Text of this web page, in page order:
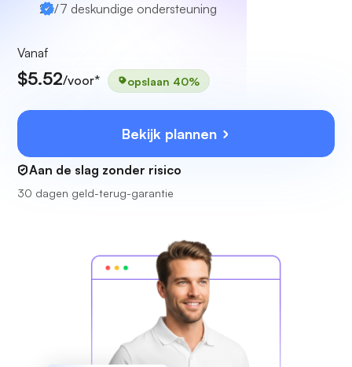
24/7 deskundige ondersteuning
Vanaf
$5.52/voor* opslaan 40%
Bekijk plannen
Aan de slag zonder risico
30 dagen geld-terug-garantie